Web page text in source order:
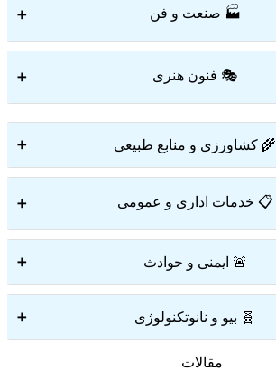
🏭 صنعت و فن ➕
🎭 فنون هنری ➕
🌾 کشاورزی و منابع طبیعی ➕
📋 خدمات اداری و عمومی ➕
🚨 ایمنی و حوادث ➕
🧬 بیو و نانوتکنولوژی ➕
مقالات